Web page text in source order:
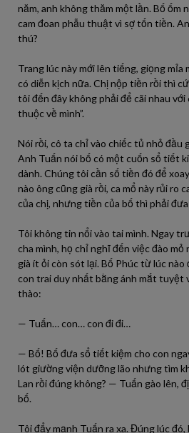
năm, anh không thăm một lần. Bố ốm
cam đoan phẫu thuật vì sợ tốn tiền.
thú?
Trang lúc này mới lên tiếng, giọng mỉa
có diễn kịch nữa. Chị nộp tiền rồi thì
tôi đến đây không phải để cãi nhau với
thuộc về mình”.
Nói rồi, cô ta chỉ vào chiếc tủ nhỏ đầu
Anh Tuấn nói bố có một cuốn sổ tiết
dành. Chúng tôi cần số tiền đó để
nào ông cũng già rồi, ca mổ này rủi ro
của chị, nhưng tiền của bố thì phải
Tôi không tin nổi vào tai mình. Ngay
cha mình, họ chỉ nghĩ đến việc đào
già ít ỏi còn sót lại. Bố Phúc từ lúc nào
con trai duy nhất bằng ánh mắt tuyệt
thào:
— Tuấn… con… con đi đi…
— Bố! Bố đưa sổ tiết kiệm cho con
lót giường viện dưỡng lão nhưng tìm
Lan rồi đúng không? — Tuấn gào lên,
bố.
Tôi đẩy mạnh Tuấn ra xa. Đúng lúc